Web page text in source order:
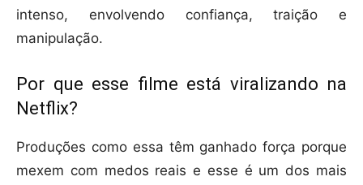
intenso, envolvendo confiança, traição e
manipulação.
Por que esse filme está viralizando na
Netflix?
Produções como essa têm ganhado força porque
mexem com medos reais e esse é um dos mais